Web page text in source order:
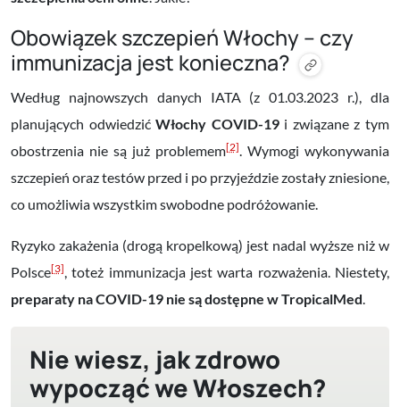
Obowiązek szczepień Włochy – czy
immunizacja jest konieczna?
Według najnowszych danych IATA (z 01.03.2023 r.), dla
planujących odwiedzićWłochy COVID-19i związane z tym
obostrzenia nie są już problemem[2]. Wymogi wykonywania
szczepień oraz testów przed i po przyjeździezostały zniesione,
co umożliwia wszystkim swobodne podróżowanie.
Ryzyko zakażenia (drogą kropelkową) jest nadal wyższe niż w
Polsce[3], toteż immunizacja jest warta rozważenia. Niestety,
preparaty na COVID-19 nie są dostępne w TropicalMed.
Nie wiesz, jak zdrowo
wypocząć we Włoszech?